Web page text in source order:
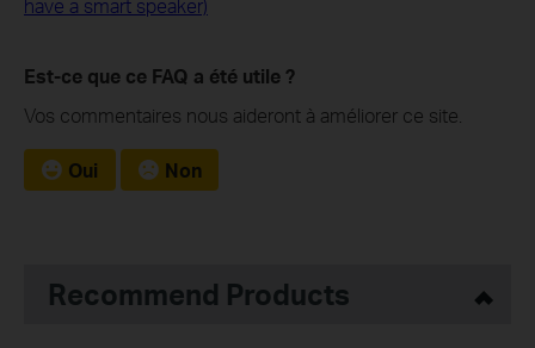
have a smart speaker)
Est-ce que ce FAQ a été utile ?
Vos commentaires nous aideront à améliorer ce site.
Oui Non
Recommend Products